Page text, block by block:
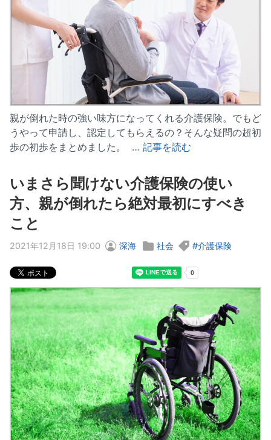
親が倒れた時の強い味方になってくれる介護保険。でもど
うやって申請し、認定してもらえるの？そんな疑問の超初
歩の初歩をまとめました。 … 記事を読む
いまさら聞けない介護保険の使い
方、親が倒れたら絶対最初にすべき
こと
2021年12月18日 19:00 深海 社会 介護保険